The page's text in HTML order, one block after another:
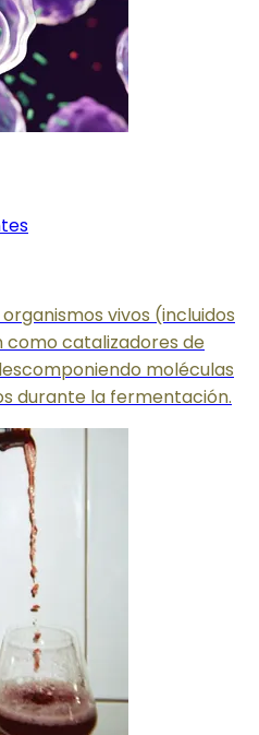
vivos (incluidos
como catalizadores de
moléculas
durante la fermentación.